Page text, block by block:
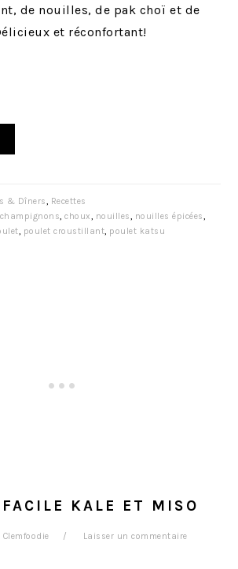
de nouilles, de pak choï et de
et réconfortant!
& Dîners
Recettes
champignons ,choux nouilles nouilles épicées
poulet croustillant poulet katsu
KALE ET MISO
Clemfoodie Laisser un commentaire